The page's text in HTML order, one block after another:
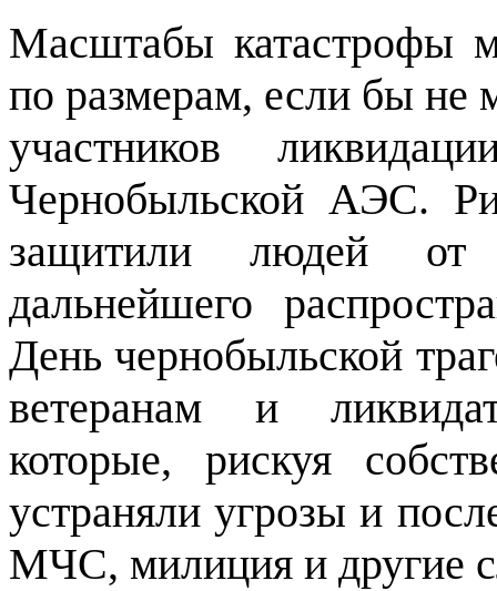
Масштабы катастрофы
по размерам, если бы не
участников
Чернобыльской АЭС.
защитили людей от
дальнейшего
День чернобыльской
ветеранам и
которые, рискуя
устраняли угрозы и
МЧС, милиция и другие